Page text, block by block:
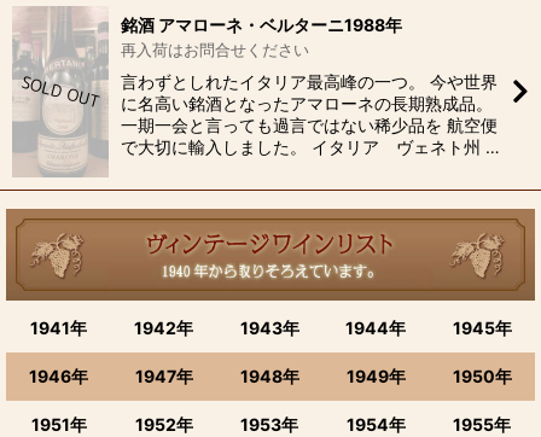
銘酒 アマローネ・ベルターニ1988年
再入荷はお問合せください
言わずとしれたイタリア最高峰の一つ。 今や世界
に名高い銘酒となったアマローネの長期熟成品。
一期一会と言っても過言ではない稀少品を 航空便
で大切に輸入しました。 イタリア ヴェネト州 …
1941年 1942年 1943年 1944年 1945年
1946年 1947年 1948年 1949年 1950年
1951年 1952年 1953年 1954年 1955年